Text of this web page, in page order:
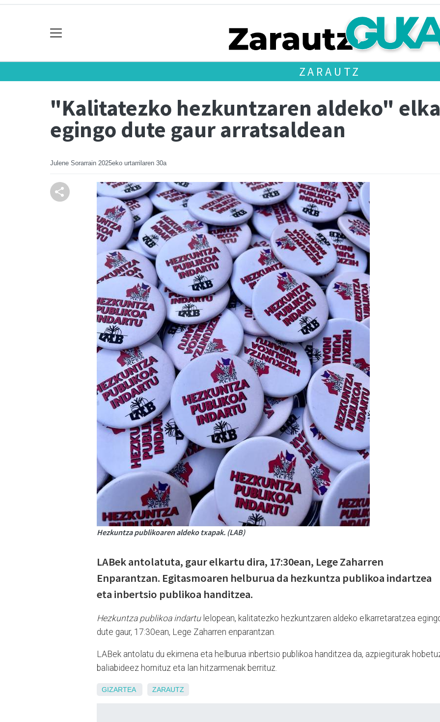
ZARAUTZ
"Kalitatezko hezkuntzaren aldeko"
egingo dute gaur arratsaldean
Julene Sorarrain 2025eko urtarrilaren 30a
Hezkuntza publikoaren aldeko txapak. (LAB)
LABek antolatuta, gaur elkartu dira, 17:30ean, Lege Zaharren
Enparantzan. Egitasmoaren helburua da hezkuntza publikoa indartzea
eta inbertsio publikoa handitzea.
Hezkuntza publikoa indartu lelopean, kalitatezko hezkuntzaren aldeko elkarretaratzea
dute gaur, 17:30ean, Lege Zaharren enparantzan.
LABek antolatu du ekimena eta helburua inbertsio publikoa handitzea da, azpiegiturak
baliabideez hornituz eta lan hitzarmenak berrituz.
GIZARTEA ZARAUTZ